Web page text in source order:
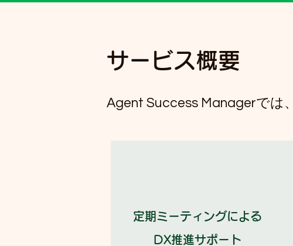
サービス概要
Agent Success Managerでは
定期ミーティングによる
DX推進サポート